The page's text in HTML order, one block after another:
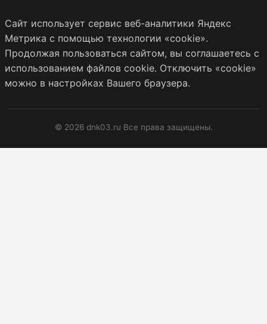
Сайт использует сервис веб-аналитики Яндекс
Метрика с помощью технологии «cookie».
Продолжая пользоваться сайтом, вы соглашаетесь с
использованием файлов cookie. Отключить «cookie»
можно в настройках Вашего браузера.
© 2026 dnk03.ru Все права защищены.